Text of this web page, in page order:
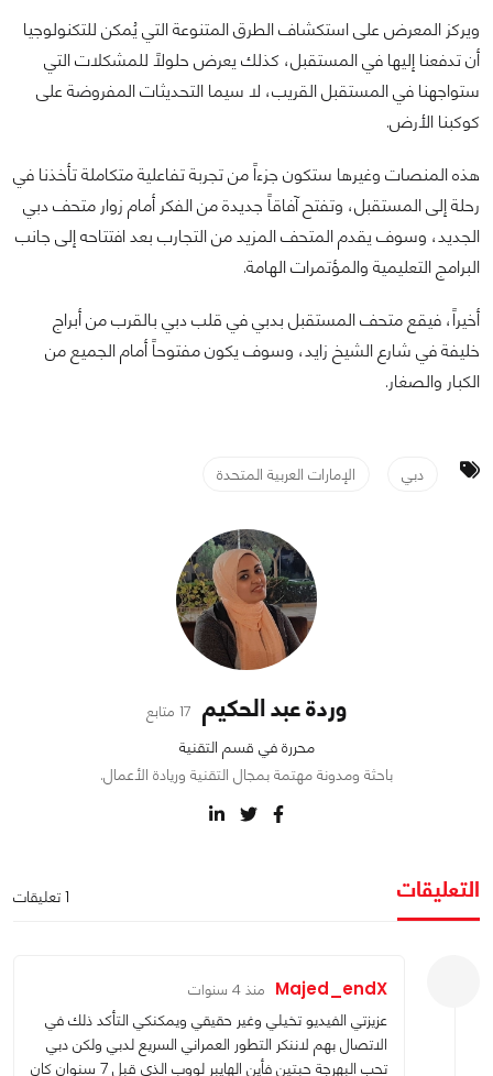
ويركز المعرض على استكشاف الطرق المتنوعة التي يُمكن للتكنولوجيا
أن تدفعنا إليها في المستقبل، كذلك يعرض حلولاً للمشكلات التي
ستواجهنا في المستقبل القريب، لا سيما التحديثات المفروضة على
كوكبنا الأرض.
هذه المنصات وغيرها ستكون جزءاً من تجربة تفاعلية متكاملة تأخذنا في
رحلة إلى المستقبل، وتفتح آفاقاً جديدة من الفكر أمام زوار متحف دبي
الجديد، وسوف يقدم المتحف المزيد من التجارب بعد افتتاحه إلى جانب
البرامج التعليمية والمؤتمرات الهامة.
أخيراً، فيقع متحف المستقبل بدبي في قلب دبي بالقرب من أبراج
خليفة في شارع الشيخ زايد، وسوف يكون مفتوحاً أمام الجميع من
الكبار والصغار.
دبي الإمارات العربية المتحدة
وردة عبد الحكيم 17 متابع
محررة في قسم التقنية
باحثة ومدونة مهتمة بمجال التقنية وريادة الأعمال.
التعليقات 1 تعليقات
Majed_endX منذ 4 سنوات
عزيزتي الفيديو تخيلي وغير حقيقي ويمكنكي التأكد ذلك في
الاتصال بهم لاننكر التطور العمراني السريع لدبي ولكن دبي
تحب البهرجة حبتين فأين الهايبر لووب الذي قبل 7 سنوان كان